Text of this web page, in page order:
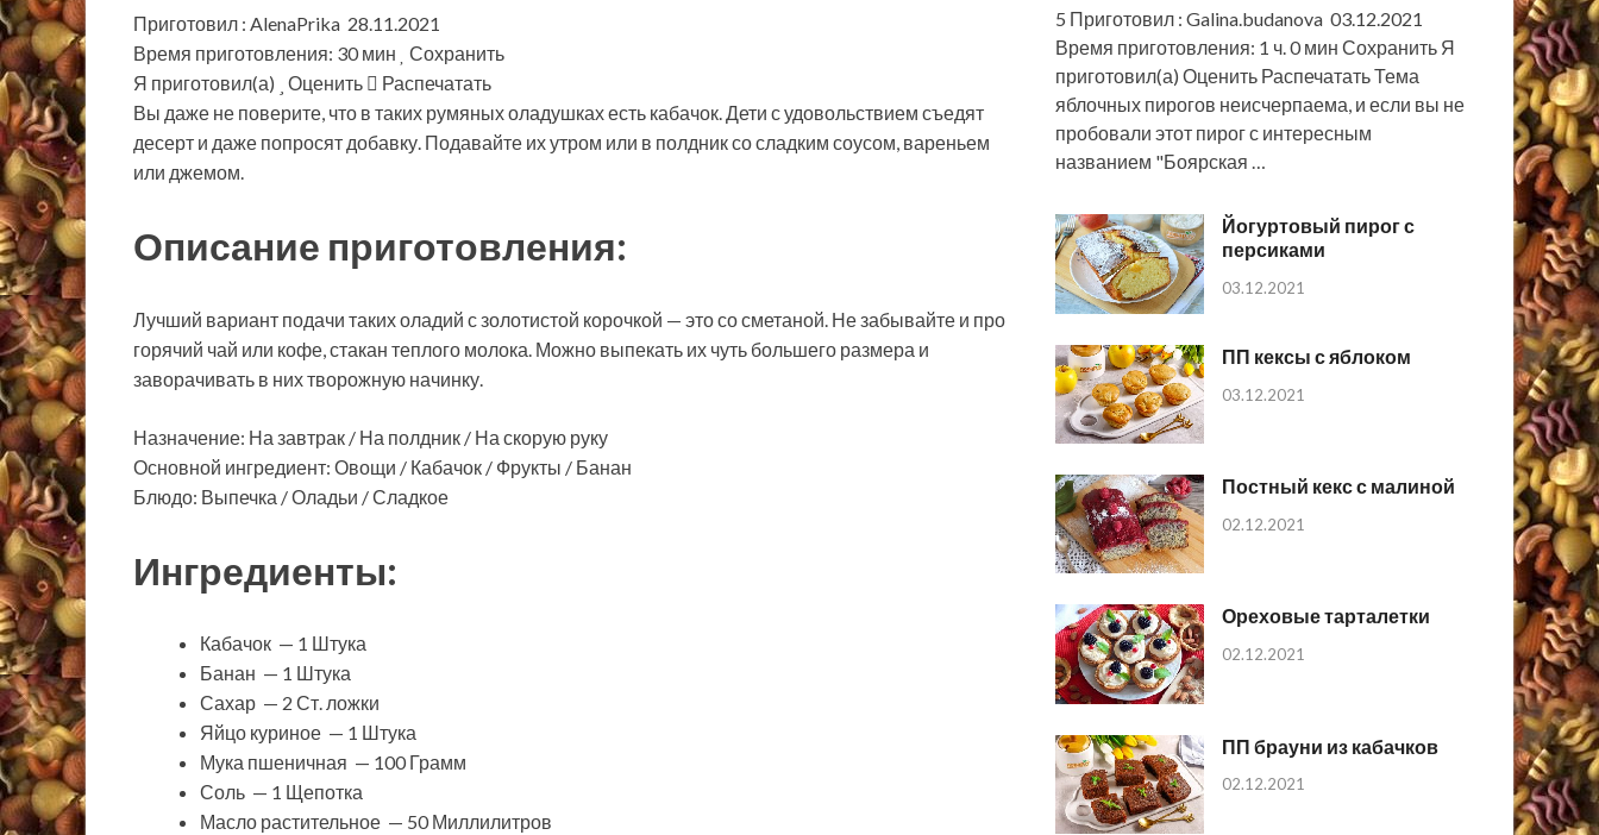
Приготовил : AlenaPrika 28.11.2021
Время приготовления: 30 мин
Сохранить
Я приготовил(а)
Оценить
Распечатать
Вы даже не поверите, что в таких румяных оладушках есть кабачок. Дети с удовольствием съедят
десерт и даже попросят добавку. Подавайте их утром или в полдник со сладким соусом, вареньем
или джемом.
Описание приготовления:
Лучший вариант подачи таких оладий с золотистой корочкой — это со сметаной. Не забывайте и про
горячий чай или кофе, стакан теплого молока. Можно выпекать их чуть большего размера и
заворачивать в них творожную начинку.
Назначение: На завтрак / На полдник / На скорую руку
Основной ингредиент: Овощи / Кабачок / Фрукты / Банан
Блюдо: Выпечка / Оладьи / Сладкое
Ингредиенты:
Кабачок — 1 Штука
Банан — 1 Штука
Сахар — 2 Ст. ложки
Яйцо куриное — 1 Штука
Мука пшеничная — 100 Грамм
Соль — 1 Щепотка
Масло растительное — 50 Миллилитров
5 Приготовил : Galina.budanova 03.12.2021
Время приготовления: 1 ч. 0 мин Сохранить Я
приготовил(а) Оценить Распечатать Тема
яблочных пирогов неисчерпаема, и если вы не
пробовали этот пирог с интересным
названием "Боярская …
Йогуртовый пирог с
персиками
03.12.2021
ПП кексы с яблоком
03.12.2021
Постный кекс с малиной
02.12.2021
Ореховые тарталетки
02.12.2021
ПП брауни из кабачков
02.12.2021